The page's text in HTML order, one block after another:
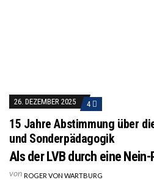
26. DEZEMBER 2025 4
15 Jahre Abstimmung über
und Sonderpädagogik
Als der LVB durch eine
von ROGER VON WARTBURG